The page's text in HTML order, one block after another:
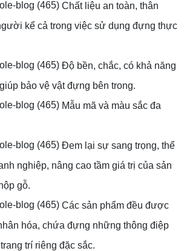
Chất liệu an toàn, thân
kể cả trong việc sử dụng đựng thực
Độ bền, chắc, có khả năng
bảo vệ vật đựng bên trong.
Mẫu mã và màu sắc đa
Đem lại sự sang trọng, thể
nghiệp, nâng cao tầm giá trị của sản
gỗ.
Các sản phẩm đều được
hóa, chứa đựng những thông điệp
trí riêng đặc sắc.